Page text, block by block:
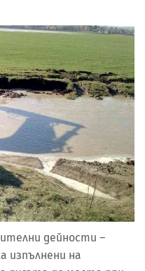
дейности –
изпълнени на